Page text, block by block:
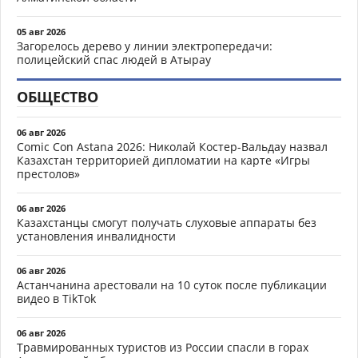
05 авг 2026
Загорелось дерево у линии электропередачи:
полицейский спас людей в Атырау
ОБЩЕСТВО
06 авг 2026
Comic Con Astana 2026: Николай Костер-Вальдау назвал
Казахстан территорией дипломатии на карте «Игры
престолов»
06 авг 2026
Казахстанцы смогут получать слуховые аппараты без
установления инвалидности
06 авг 2026
Астанчанина арестовали на 10 суток после публикации
видео в TikTok
06 авг 2026
Травмированных туристов из России спасли в горах